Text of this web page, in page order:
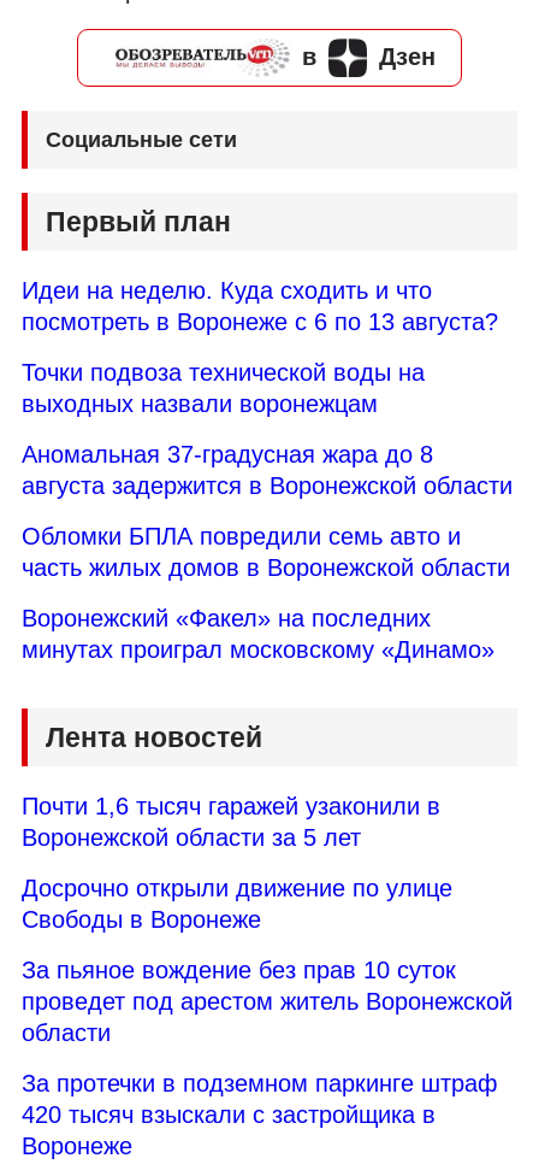
в Дзен
Социальные сети
Первый план
Идеи на неделю. Куда сходить и что
посмотреть в Воронеже с 6 по 13 августа?
Точки подвоза технической воды на
выходных назвали воронежцам
Аномальная 37-градусная жара до 8
августа задержится в Воронежской области
Обломки БПЛА повредили семь авто и
часть жилых домов в Воронежской области
Воронежский «Факел» на последних
минутах проиграл московскому «Динамо»
Лента новостей
Почти 1,6 тысяч гаражей узаконили в
Воронежской области за 5 лет
Досрочно открыли движение по улице
Свободы в Воронеже
За пьяное вождение без прав 10 суток
проведет под арестом житель Воронежской
области
За протечки в подземном паркинге штраф
420 тысяч взыскали с застройщика в
Воронеже